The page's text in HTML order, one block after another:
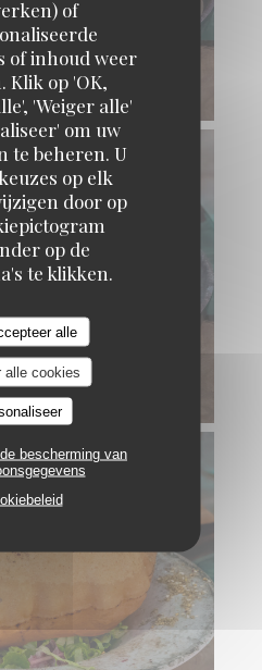
of
of inhoud weer
Klik op 'OK,
'Weiger alle'
om uw
te beheren. U
op elk
door op
op de
te klikken.
alle
alle cookies
bescherming van